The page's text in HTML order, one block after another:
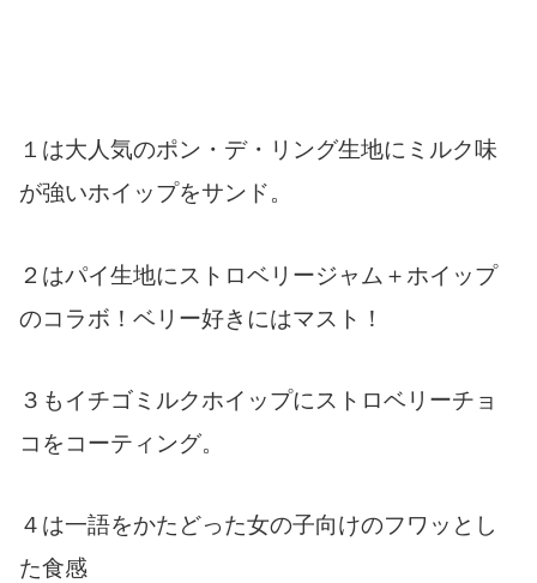
１は大人気のポン・デ・リング生地にミルク味
が強いホイップをサンド。
２はパイ生地にストロベリージャム＋ホイップ
のコラボ！ベリー好きにはマスト！
３もイチゴミルクホイップにストロベリーチョ
コをコーティング。
４は一語をかたどった女の子向けのフワッとし
た食感